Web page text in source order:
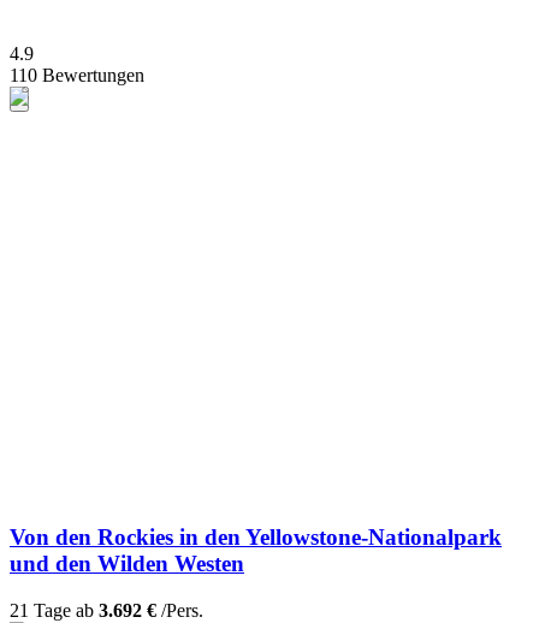
4.9
110 Bewertungen
Von den Rockies in den Yellowstone-Nationalpark
und den Wilden Westen
21 Tage ab 3.692 € /Pers.